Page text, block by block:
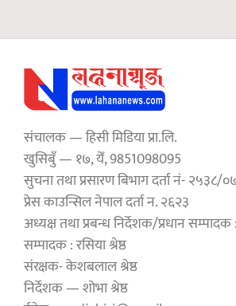
संचालक — हिसी मिडिया प्रा.लि.
खुसिबुँ — १७, येँ, 9851098095
सुचना तथा प्रसारण बिभाग दर्ता नं- २५३८/
प्रेस काउन्सिल नेपाल दर्ता न. २६२३
अध्यक्ष तथा प्रबन्ध निर्देशक/प्रधान सम्पादक
सम्पादक : रसिया श्रेष्ठ
संरक्षक- केशबलाल श्रेष्ठ
निर्देशक — शोभा श्रेष्ठ